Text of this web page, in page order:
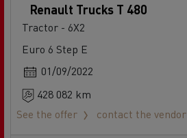
Renault Trucks T 480
Tractor - 6X2
Euro 6 Step E
01/09/2022
428 082 km
See the offer
contact the vendor